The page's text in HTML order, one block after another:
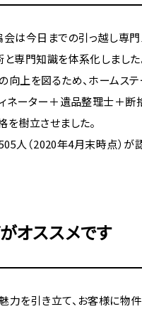
会は今日までの引っ越し専
専門知識を体系化しました
向上を図るため、ホームス
ネーター＋遺品整理士＋
樹立させました。
人（2020年4月末時点）が
オススメです
を引き立て、お客様に物